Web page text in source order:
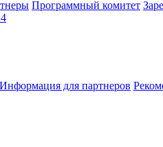
Программный комитет
Информация для партнеров